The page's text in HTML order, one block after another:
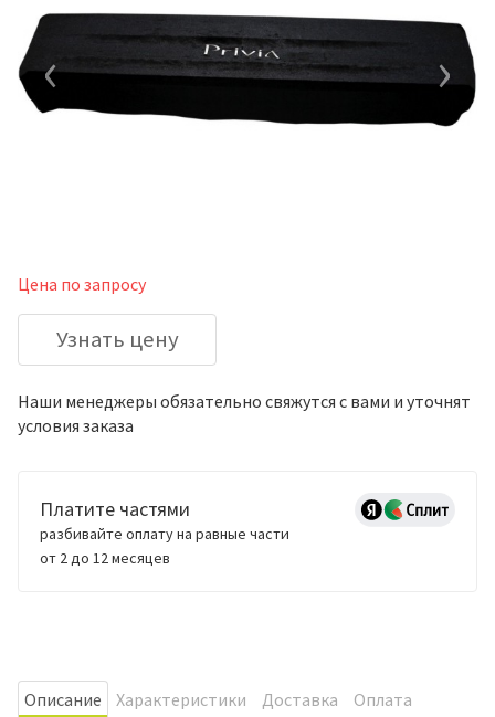
‹ ›
Цена по запросу
Узнать цену
Наши менеджеры обязательно свяжутся с вами и уточнят
условия заказа
Платите частями
разбивайте оплату на равные части
от 2 до 12 месяцев
Oписание Характеристики Доставка Оплата